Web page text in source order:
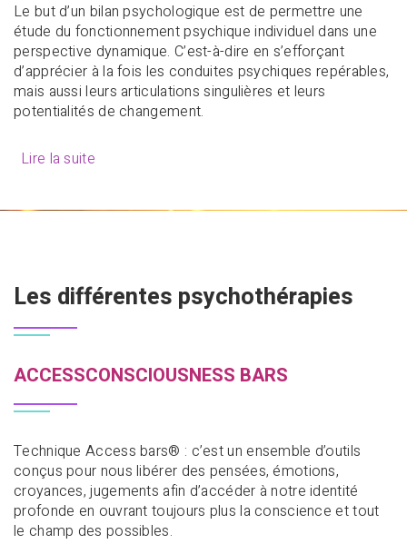
Le but d’un bilan psychologique est de permettre une
étude du fonctionnement psychique individuel dans une
perspective dynamique. C’est-à-dire en s’efforçant
d’apprécier à la fois les conduites psychiques repérables,
mais aussi leurs articulations singulières et leurs
potentialités de changement.
Lire la suite
Les différentes psychothérapies
ACCESSCONSCIOUSNESS BARS
Technique Access bars® : c’est un ensemble d’outils
conçus pour nous libérer des pensées, émotions,
croyances, jugements afin d’accéder à notre identité
profonde en ouvrant toujours plus la conscience et tout
le champ des possibles.